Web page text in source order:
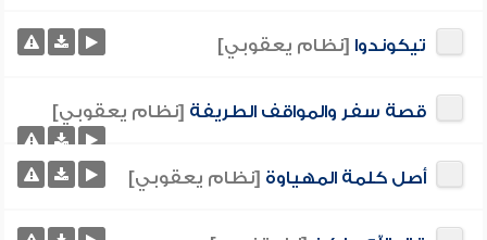
تيكوندوا [نظام يعقوبي]
قصة سفر والمواقف الطريفة [نظام يعقوبي]
أصل كلمة المهياوة [نظام يعقوبي]